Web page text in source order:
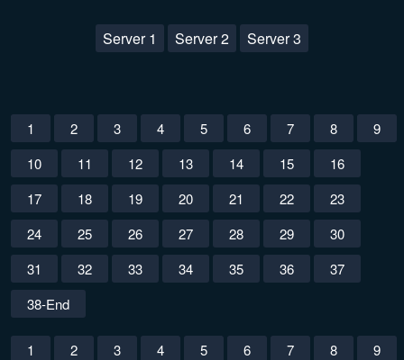
Server 1 Server 2 Server 3
1 2 3 4 5 6 7 8
9
10
11 12 13 14 15
16
17
18 19 20 21 22
23
24
25 26 27 28 29
30
31
32 33 34 35 36
37
38-End
1 2 3 4 5 6 7 8
9